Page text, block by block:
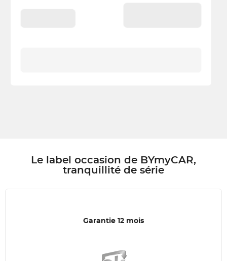
Le label occasion de BYmyCAR,
tranquillité de série
Garantie 12 mois